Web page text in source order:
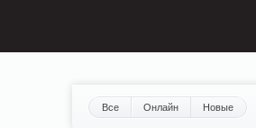
Все Онлайн Новые